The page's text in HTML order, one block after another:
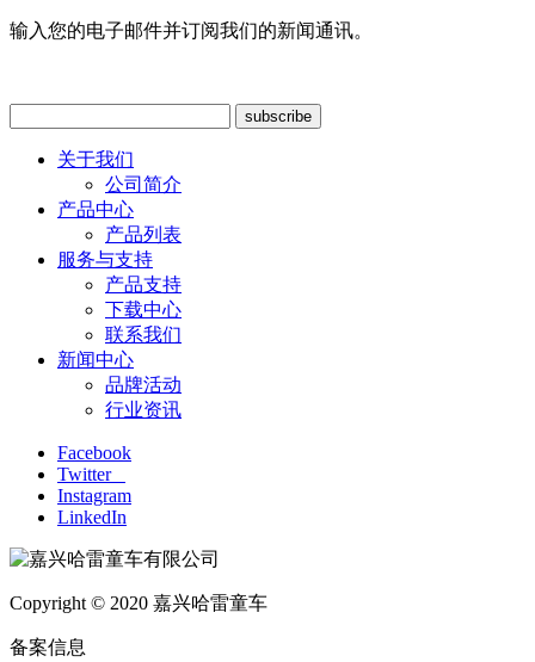
输入您的电子邮件并订阅我们的新闻通讯。
关于我们
公司简介
产品中心
产品列表
服务与支持
产品支持
下载中心
联系我们
新闻中心
品牌活动
行业资讯
Facebook
Twitter
Instagram
LinkedIn
Copyright © 2020 嘉兴哈雷童车
备案信息